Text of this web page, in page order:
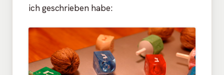
ich geschrieben habe: